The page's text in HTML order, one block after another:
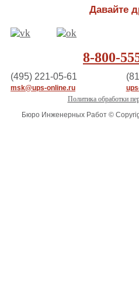
Давайте
8-800-
(495) 221-05-61
msk@ups-online.ru
Политика обработки
Бюро Инженерных Работ ©